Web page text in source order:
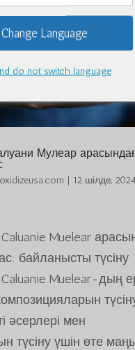
Мулеар
| 12 шілде,
Muelear
байланысты түсіну
Muelear-дың
әсерлері мен
түсіну үшін өте
Change Language
do not switch language